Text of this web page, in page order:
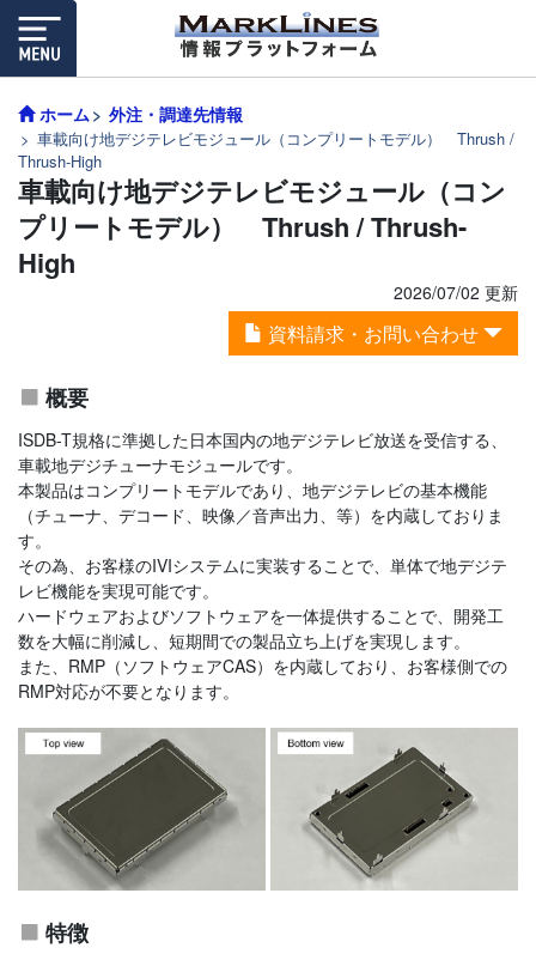
ホーム 外注・調達先情報
車載向け地デジテレビモジュール（コンプリートモデル） Thrush /
Thrush-High
車載向け地デジテレビモジュール（コン
プリートモデル） Thrush / Thrush-
High
2026/07/02 更新
資料請求・お問い合わせ
概要
ISDB-T規格に準拠した日本国内の地デジテレビ放送を受信する、
車載地デジチューナモジュールです。
本製品はコンプリートモデルであり、地デジテレビの基本機能
（チューナ、デコード、映像／音声出力、等）を内蔵しておりま
す。
その為、お客様のIVIシステムに実装することで、単体で地デジテ
レビ機能を実現可能です。
ハードウェアおよびソフトウェアを一体提供することで、開発工
数を大幅に削減し、短期間での製品立ち上げを実現します。
また、RMP（ソフトウェアCAS）を内蔵しており、お客様側での
RMP対応が不要となります。
特徴